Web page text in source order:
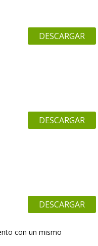
DESCARGAR
DESCARGAR
DESCARGAR
con un mismo